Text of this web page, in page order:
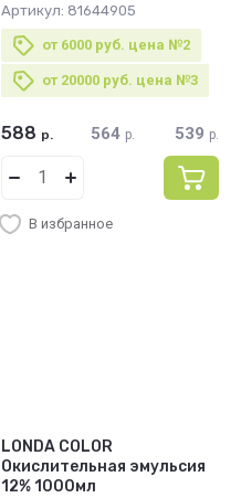
Артикул: 81644905
от 6000 руб. цена №2
от 20000 руб. цена №3
588 р. 564 р. 539 р.
В избранное
LONDA COLOR
Окислительная эмульсия
12% 1000мл